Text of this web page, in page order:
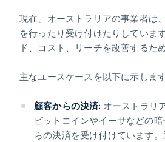
現在、オーストラリアの事業者は
を行ったり受け付けたりしていま
ド、コスト、リーチを改善するため
主なユースケースを以下に示します
顧客からの決済: オーストラリ
ビットコインやイーサなどの
らの決済を受け付けています